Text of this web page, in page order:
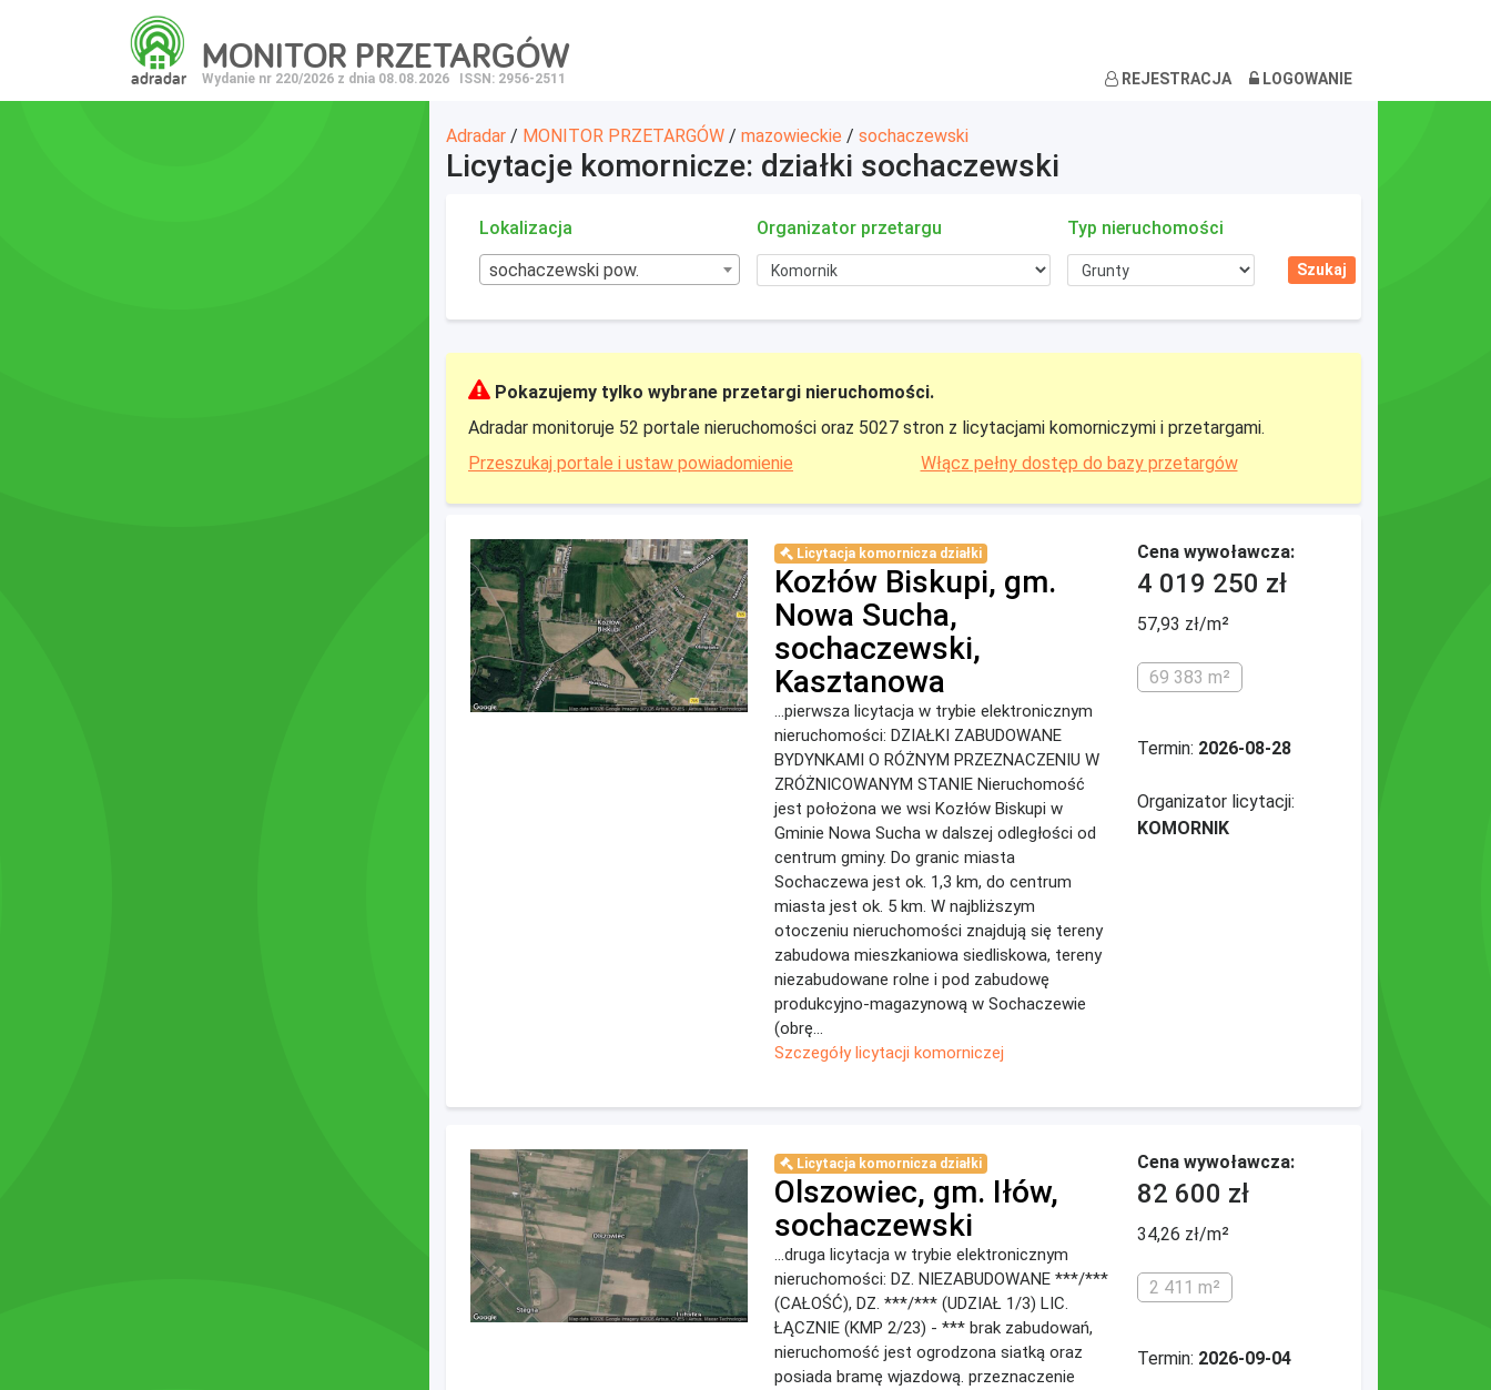
adradar
MONITOR PRZETARGÓW
Wydanie nr 220/2026 z dnia 08.08.2026 ISSN: 2956-2511 REJESTRACJA LOGOWANIE
Adradar / MONITOR PRZETARGÓW / mazowieckie / sochaczewski
Licytacje komornicze: działki sochaczewski
Lokalizacja
sochaczewski pow.
Organizator przetargu Typ nieruchomości
Pokazujemy tylko wybrane przetargi nieruchomości.
Adradar monitoruje 52 portale nieruchomości oraz 5027 stron z licytacjami komorniczymi i przetargami.
Przeszukaj portale i ustaw powiadomienie
Włącz pełny dostęp do bazy przetargów
Licytacja komornicza działki
Kozłów Biskupi, gm.
Nowa Sucha,
sochaczewski,
Kasztanowa
...pierwsza licytacja w trybie elektronicznym
nieruchomości: DZIAŁKI ZABUDOWANE
BYDYNKAMI O RÓŻNYM PRZEZNACZENIU W
ZRÓŻNICOWANYM STANIE Nieruchomość
jest położona we wsi Kozłów Biskupi w
Gminie Nowa Sucha w dalszej odległości od
centrum gminy. Do granic miasta
Sochaczewa jest ok. 1,3 km, do centrum
miasta jest ok. 5 km. W najbliższym
otoczeniu nieruchomości znajdują się tereny
zabudowa mieszkaniowa siedliskowa, tereny
niezabudowane rolne i pod zabudowę
produkcyjno-magazynową w Sochaczewie
(obrę...
Szczegóły licytacji komorniczej
Cena wywoławcza:
4 019 250 zł
57,93 zł/m²
69 383 m²
Termin: 2026-08-28
Organizator licytacji:
KOMORNIK
Licytacja komornicza działki
Olszowiec, gm. Iłów,
sochaczewski
...druga licytacja w trybie elektronicznym
nieruchomości: DZ. NIEZABUDOWANE ***/***
(CAŁOŚĆ), DZ. ***/*** (UDZIAŁ 1/3) LIC.
ŁĄCZNIE (KMP 2/23) - *** brak zabudowań,
nieruchomość jest ogrodzona siatką oraz
posiada bramę wjazdową. przeznaczenie
Cena wywoławcza:
82 600 zł
34,26 zł/m²
2 411 m²
Termin: 2026-09-04